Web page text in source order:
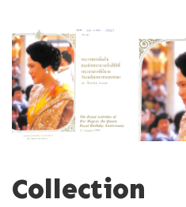
Collection